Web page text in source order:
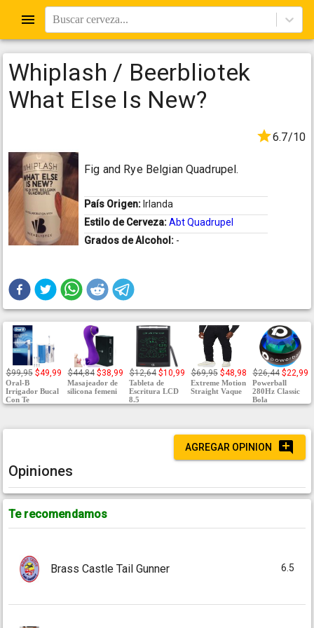
Buscar cerveza...
Whiplash / Beerbliotek
What Else Is New?
6.7/10
Fig and Rye Belgian Quadrupel.
País Origen: Irlanda
Estilo de Cerveza:Abt Quadrupel
Grados de Alcohol: -
$99,95 $49,99
Oral-B
Irrigador Bucal
Con Te
$44,84 $38,99
Masajeador de
silicona femeni
$12,64 $10,99
Tableta de
Escritura LCD
8.5
$69,95 $48,98
Extreme Motion
Straight Vaque
$26,44 $22,99
Powerball
280Hz Classic
Bola
AGREGAR OPINION
Opiniones
Te recomendamos
Brass Castle Tail Gunner 6.5